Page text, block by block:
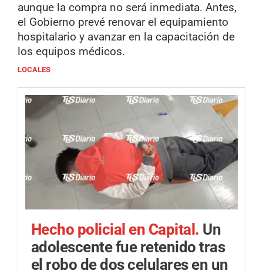
aunque la compra no será inmediata. Antes,
el Gobierno prevé renovar el equipamiento
hospitalario y avanzar en la capacitación de
los equipos médicos.
LOCALES
Hecho policial en Capital. Un
adolescente fue retenido tras
el robo de dos celulares en un